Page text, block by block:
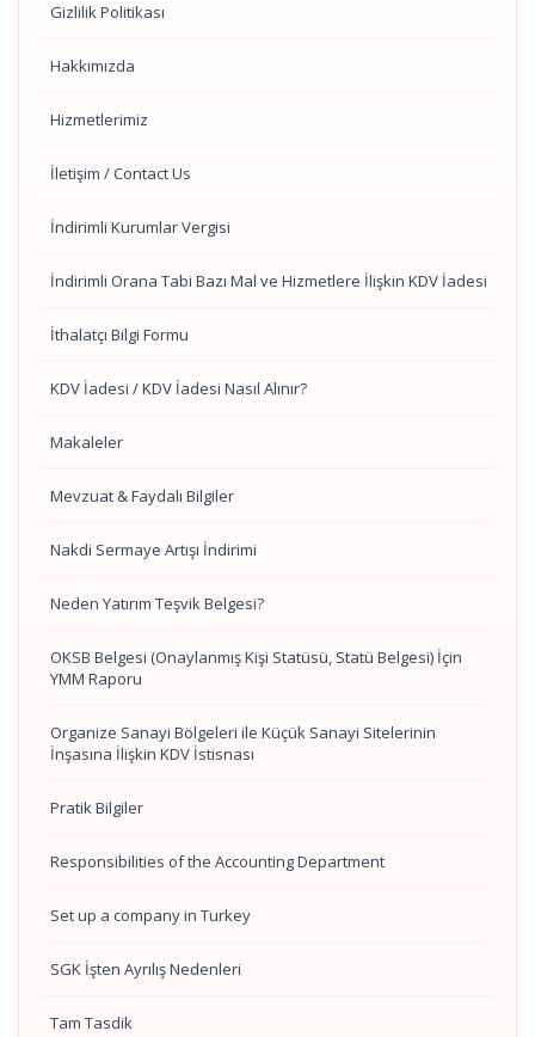
Gizlilik Politikası
Hakkımızda
Hizmetlerimiz
İletişim / Contact Us
İndirimli Kurumlar Vergisi
İndirimli Orana Tabi Bazı Mal ve Hizmetlere İlişkin KDV İadesi
İthalatçı Bilgi Formu
KDV İadesi / KDV İadesi Nasıl Alınır?
Makaleler
Mevzuat & Faydalı Bilgiler
Nakdi Sermaye Artışı İndirimi
Neden Yatırım Teşvik Belgesi?
OKSB Belgesi (Onaylanmış Kişi Statüsü, Statü Belgesi) İçin
YMM Raporu
Organize Sanayi Bölgeleri ile Küçük Sanayi Sitelerinin
İnşasına İlişkin KDV İstisnası
Pratik Bilgiler
Responsibilities of the Accounting Department
Set up a company in Turkey
SGK İşten Ayrılış Nedenleri
Tam Tasdik